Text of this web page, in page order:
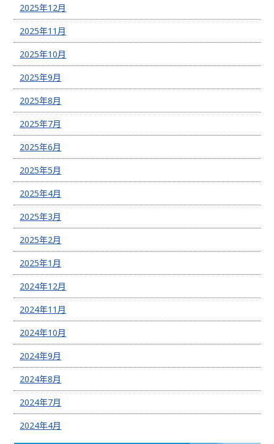
2025年12月
2025年11月
2025年10月
2025年9月
2025年8月
2025年7月
2025年6月
2025年5月
2025年4月
2025年3月
2025年2月
2025年1月
2024年12月
2024年11月
2024年10月
2024年9月
2024年8月
2024年7月
2024年4月